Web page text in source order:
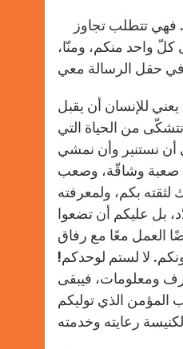
فهي تتطلب تجاوز
واحد منكم، ومنّا،
للإنسان أن يقبل
من الحياة التي
أن نستنير وأن نمشي
صعبة وشاقّة، وصعب
لثقته بكم، ولمعرفته
بل عليكم أن تضعوا
العمل معًا مع رفاق
لا لستم لوحدكم!
ومعلومات، فيبقى
المؤمن الذي توليكم